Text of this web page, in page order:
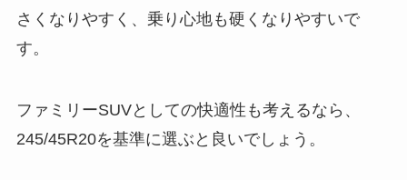
さくなりやすく、乗り心地も硬くなりやすいで
す。
ファミリーSUVとしての快適性も考えるなら、
245/45R20を基準に選ぶと良いでしょう。